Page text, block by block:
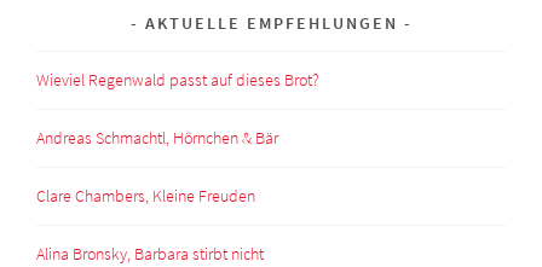
AKTUELLE EMPFEHLUNGEN
Wieviel Regenwald passt auf dieses Brot?
Andreas Schmachtl, Hörnchen & Bär
Clare Chambers, Kleine Freuden
Alina Bronsky, Barbara stirbt nicht